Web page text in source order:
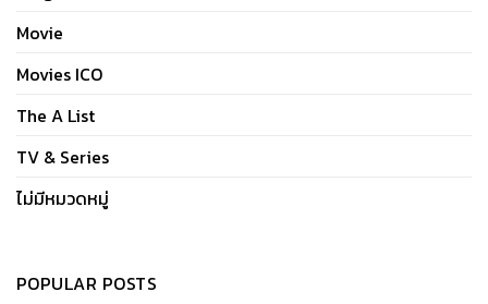
Movie
Movies ICO
The A List
TV & Series
ไม่มีหมวดหมู่
POPULAR POSTS